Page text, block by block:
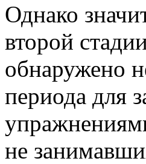
Однако
второй
обнаружено
периода для
не